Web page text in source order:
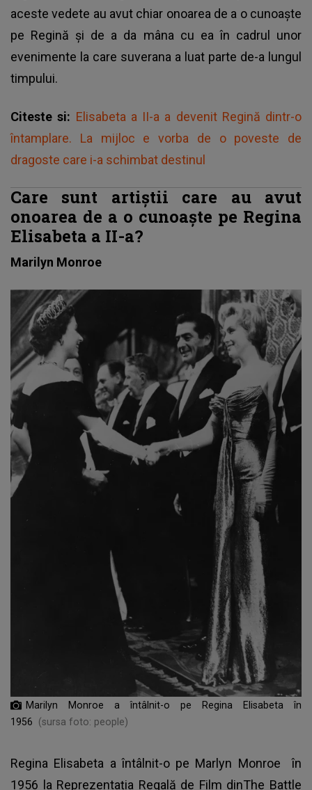
aceste vedete au avut chiar onoarea de a o cunoaște
pe Regină și de a da mâna cu ea în cadrul unor
evenimente la care suverana a luat parte de-a lungul
timpului.
Citeste si: Elisabeta a II-a a devenit Regină dintr-o
întamplare. La mijloc e vorba de o poveste de
dragoste care i-a schimbat destinul
Care sunt artiștii care au avut
onoarea de a o cunoaște pe Regina
Elisabeta a II-a?
Marilyn Monroe
Marilyn Monroe a întâlnit-o pe Regina Elisabeta în
1956
(sursa foto: people)
Regina Elisabeta a întâlnit-o pe Marlyn Monroe
în
1956 la Reprezentația Regală de Film dinThe Battle